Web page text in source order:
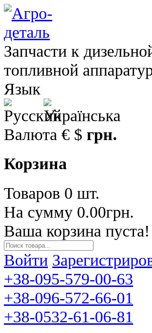
Запчасти к
топливной
Язык
Валюта € $ грн.
Корзина
Товаров 0 шт.
На сумму 0.00грн.
Ваша корзина пуста!
Войти
+38-095-579-00-63
+38-096-572-66-01
+38-0532-61-06-81